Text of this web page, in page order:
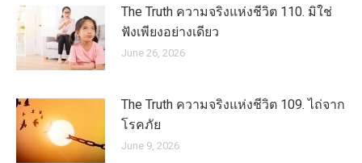
The Truth ความจริงแห่งชีวิต 110. มิใช่
ฟังเพียงอย่างเดียว
June 26, 2026
The Truth ความจริงแห่งชีวิต 109. ไถ่จาก
โรคภัย
June 9, 2026